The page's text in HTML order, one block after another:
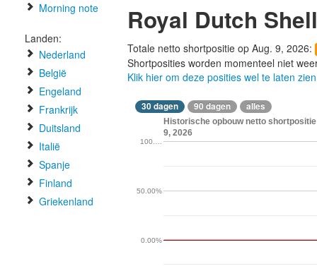
Morning note
Landen:
Nederland
België
Engeland
Frankrijk
Duitsland
Italië
Spanje
Finland
Griekenland
Royal Dutch
Totale netto shortpositie op Aug. 9, 2026:
Shortposities worden momenteel niet
Klik hier om deze posities wel te laten zien
30 dagen 90 dagen alles
Historische opbouw netto
9, 2026
0.00%
50.00%
100.…